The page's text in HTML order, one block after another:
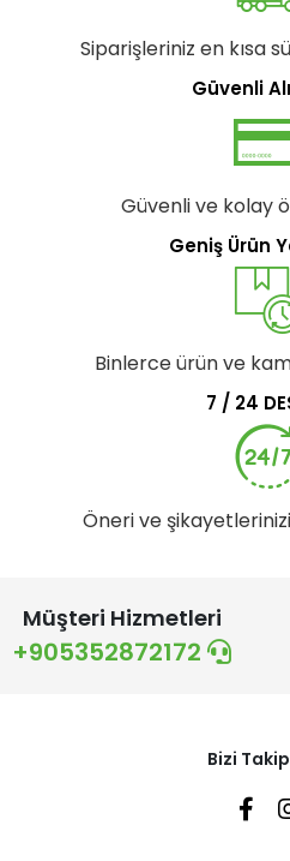
Siparişleriniz en kısa
Güvenli
Güvenli ve kolay
Geniş Ürün
Binlerce ürün ve
7 / 24
Öneri ve
Müşteri Hizmetleri
+905352872172
Bizi